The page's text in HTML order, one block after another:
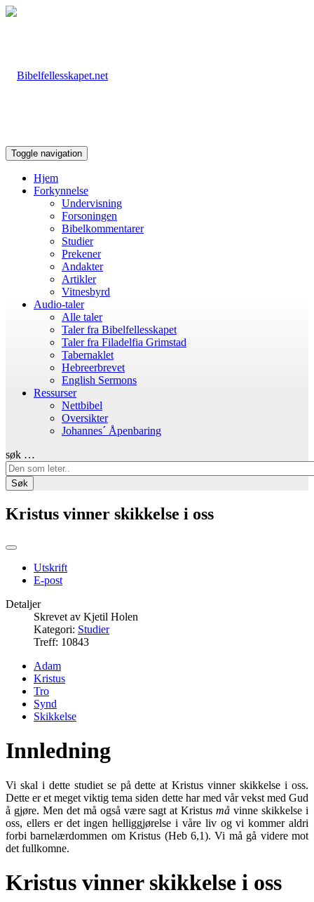
Toggle navigation
Hjem
Forkynnelse
Undervisning
Forsoningen
Bibelkommentarer
Studier
Prekener
Andakter
Artikler
Vitnesbyrd
Audio-taler
Alle taler
Taler fra Bibelfellesskapet
Taler fra Filadelfia Grimstad
Tabernaklet
Hebreerbrevet
English Sermons
Ressurser
Nettbibel
Oversikter
Johannes´ Åpenbaring
søk …
Søk
Kristus vinner skikkelse i oss
Utskrift
E-post
Detaljer
Skrevet av Kjetil Holen
Kategori: Studier
Treff: 10843
Adam
Kristus
Tro
Synd
Skikkelse
Innledning
Vi skal i dette studiet se på dette at Kristus vinner skikkelse i oss.
Dette er et meget viktig tema siden dette har med vår vekst med Gud
å gjøre. Men det må også være sagt at Kristusmå vinne skikkelse i
oss, ellers er det ingen helliggjørelse i våre liv og vi kommer aldri
forbi barnelærdommen om Kristus (Heb 6,1). Vi må gå videre mot
det fullkomne.
Kristus vinner skikkelse i oss